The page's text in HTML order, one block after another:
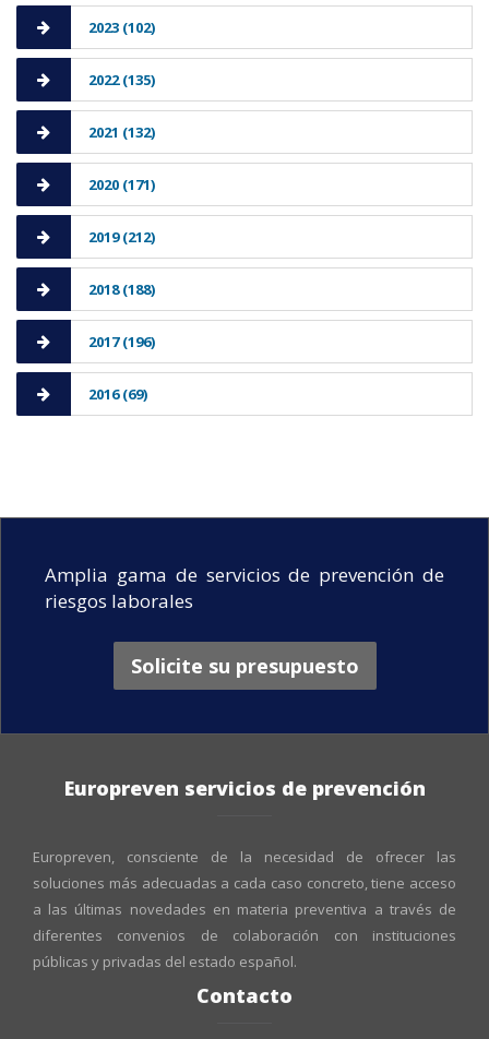
2023 (102)
2022 (135)
2021 (132)
2020 (171)
2019 (212)
2018 (188)
2017 (196)
2016 (69)
Amplia gama de servicios de prevención de
riesgos laborales
Solicite su presupuesto
Europreven servicios de prevención
Europreven, consciente de la necesidad de ofrecer las
soluciones más adecuadas a cada caso concreto, tiene acceso
a las últimas novedades en materia preventiva a través de
diferentes convenios de colaboración con instituciones
públicas y privadas del estado español.
Contacto